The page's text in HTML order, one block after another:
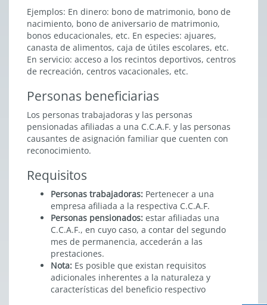
Ejemplos: En dinero: bono de matrimonio, bono de
nacimiento, bono de aniversario de matrimonio,
bonos educacionales, etc. En especies: ajuares,
canasta de alimentos, caja de útiles escolares, etc.
En servicio: acceso a los recintos deportivos, centros
de recreación, centros vacacionales, etc.
Personas beneficiarias
Los personas trabajadoras y las personas
pensionadas afiliadas a una C.C.A.F. y las personas
causantes de asignación familiar que cuenten con
reconocimiento.
Requisitos
Personas trabajadoras: Pertenecer a una
empresa afiliada a la respectiva C.C.A.F.
Personas pensionados: estar afiliadas una
C.C.A.F., en cuyo caso, a contar del segundo
mes de permanencia, accederán a las
prestaciones.
Nota: Es posible que existan requisitos
adicionales inherentes a la naturaleza y
características del beneficio respectivo